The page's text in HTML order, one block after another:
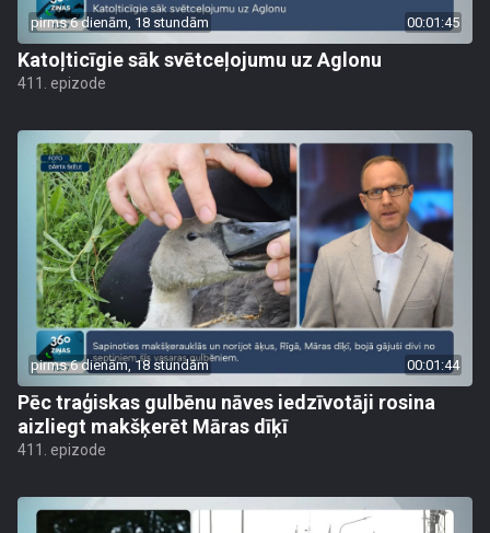
pirms 6 dienām, 18 stundām 00:01:45
Katoļticīgie sāk svētceļojumu uz Aglonu
411. epizode
pirms 6 dienām, 18 stundām 00:01:44
Pēc traģiskas gulbēnu nāves iedzīvotāji rosina
aizliegt makšķerēt Māras dīķī
411. epizode